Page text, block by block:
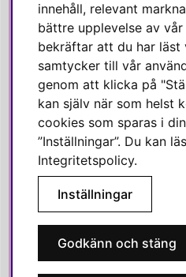
Linkedin
Pinterest
SVENSKA HEM
Varmt välkommen till Svenska
Vi värdesätter våra kunder högt
om du har några frågor eller vill
010-35 00 610
Våra butiker
innehåll, relevant
bättre upplevelse av
bekräftar att du har
samtycker till vår
genom att klicka på
kan själv när som helst
cookies som sparas i
”Inställningar”. Du kan
Integritetspolicy.
Inställningar
Godkänn och stäng